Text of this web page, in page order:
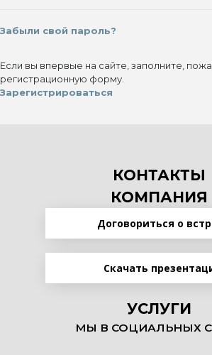
Забыли свой пароль?
Если вы впервые на сайте, заполните,
регистрационную форму.
Зарегистрироваться
КОНТАКТЫ
КОМПАНИЯ
Договориться о
Скачать
УСЛУГИ
МЫ В СОЦИАЛЬНЫХ